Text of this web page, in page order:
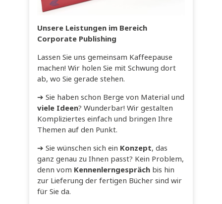
Unsere Leistungen im Bereich
Corporate Publishing
Lassen Sie uns gemeinsam Kaffeepause
machen! Wir holen Sie mit Schwung dort
ab, wo Sie gerade stehen.
➔ Sie haben schon Berge von Material und
viele Ideen? Wunderbar! Wir gestalten
Kompliziertes einfach und bringen Ihre
Themen auf den Punkt.
➔ Sie wünschen sich ein Konzept, das
ganz genau zu Ihnen passt? Kein Problem,
denn vom Kennenlerngespräch bis hin
zur Lieferung der fertigen Bücher sind wir
für Sie da.